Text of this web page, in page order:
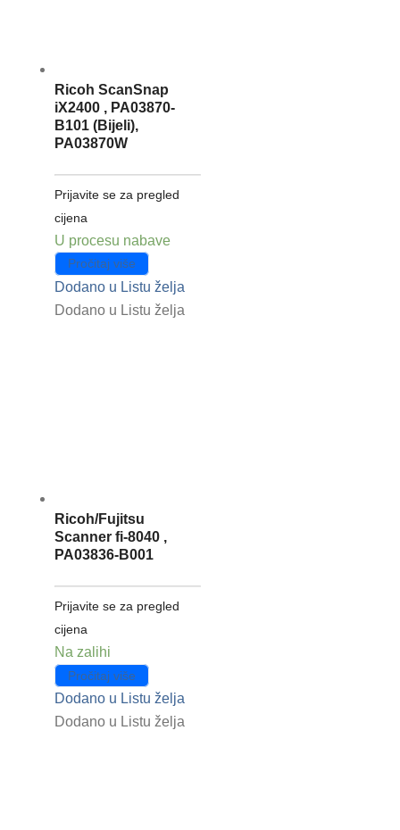
Ricoh ScanSnap
iX2400 , PA03870-
B101 (Bijeli),
PA03870W
Prijavite se za pregled
cijena
U procesu nabave
Pročitaj više
Dodano u Listu želja
Dodano u Listu želja
Ricoh/Fujitsu
Scanner fi-8040 ,
PA03836-B001
Prijavite se za pregled
cijena
Na zalihi
Pročitaj više
Dodano u Listu želja
Dodano u Listu želja